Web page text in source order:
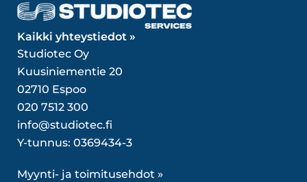
Kaikki yhteystiedot »
Studiotec Oy
Kuusiniementie 20
02710 Espoo
020 7512 300
info@studiotec.fi
Y-tunnus: 0369434-3
Myynti- ja toimitusehdot »